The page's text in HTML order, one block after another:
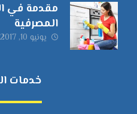
مقدمة في
المصرفية
يونيو 10, 2017
خدمات